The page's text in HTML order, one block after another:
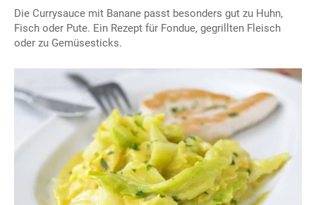
Die Currysauce mit Banane passt besonders gut zu Huhn,
Fisch oder Pute. Ein Rezept für Fondue, gegrillten Fleisch
oder zu Gemüsesticks.